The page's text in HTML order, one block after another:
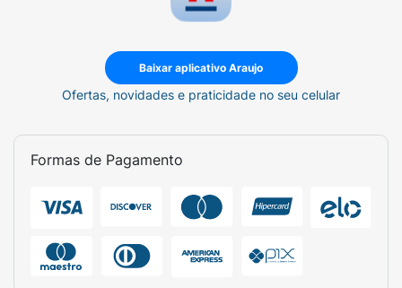
Baixar aplicativo Araujo
Ofertas, novidades e praticidade no seu celular
Formas de Pagamento